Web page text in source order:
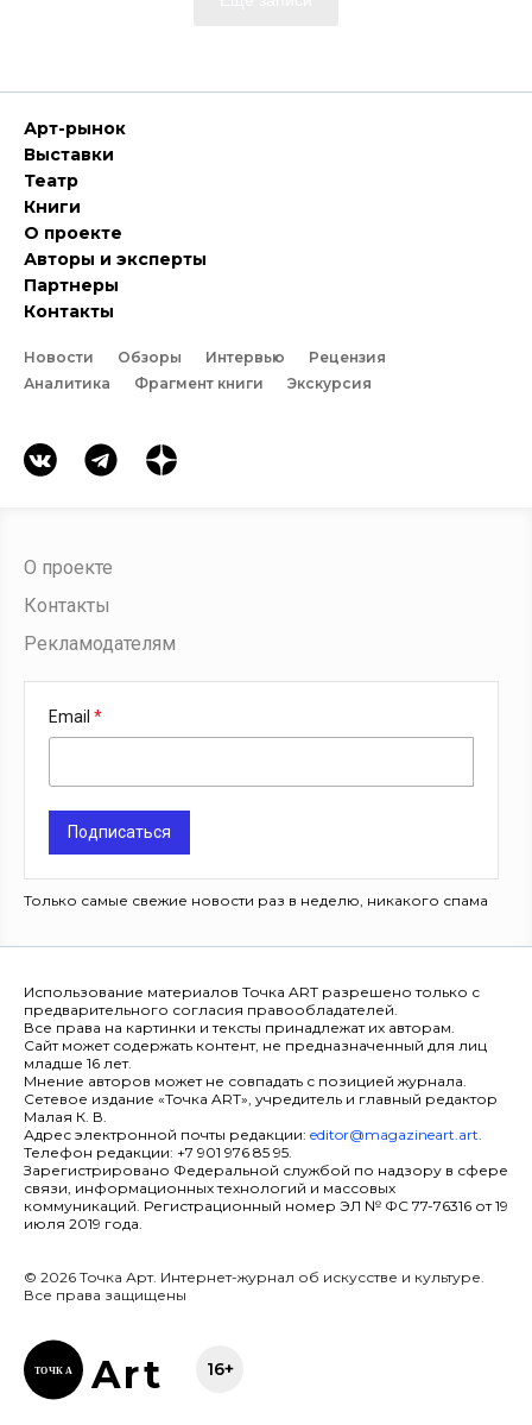
Арт-рынок
Выставки
Театр
Книги
О проекте
Авторы и эксперты
Партнеры
Контакты
Новости Обзоры Интервью
Рецензия
Аналитика
Фрагмент книги Экскурсия
О проекте
Контакты
Рекламодателям
Email
Подписаться
Только самые свежие новости раз в неделю, никакого спама
Использование материалов Точка ART разрешено только с
предварительного согласия правообладателей.
Все права на картинки и тексты принадлежат их авторам.
Сайт может содержать контент, не предназначенный для лиц
младше 16 лет.
Мнение авторов может не совпадать с позицией журнала.
Сетевое издание «Точка ART», учредитель и главный редактор
Малая К. В.
Адрес электронной почты редакции: editor@magazineart.art.
Телефон редакции: +7 901 976 85 95.
Зарегистрировано Федеральной службой по надзору в сфере
связи, информационных технологий и массовых
коммуникаций. Регистрационный номер ЭЛ № ФС 77-76316 от 19
июля 2019 года.
© 2026 Точка Арт. Интернет-журнал об искусстве и культуре.
Все права защищены
ТОЧК А Art 16+